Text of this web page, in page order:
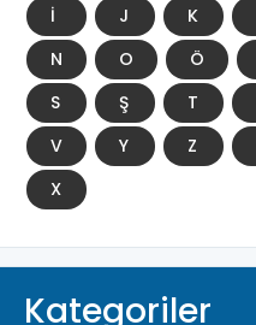
İ
J K
N
O Ö
S
Ş T
V
Y Z
X
Kategoriler